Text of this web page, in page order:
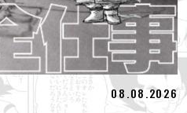
08.08.2026